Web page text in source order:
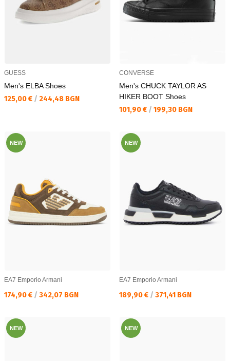
GUESS
Men's ELBA Shoes
Текуща цена:
125,00 € / 244,48 BGN
CONVERSE
Men's CHUCK TAYLOR AS
HIKER BOOT Shoes
Текуща цена:
101,90 € / 199,30 BGN
NEW
EA7 Emporio Armani
Текуща цена:
174,90 € / 342,07 BGN
NEW
EA7 Emporio Armani
Текуща цена:
189,90 € / 371,41 BGN
NEW NEW